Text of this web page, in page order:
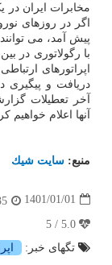
مخابرات ایران
با رگولاتوری در
اپراتورهای
دریافت و
آخر تعطیلات
آنها اعلام خواهیم
منبع: سایت شیك
1401/01/01
تگهای خبر: